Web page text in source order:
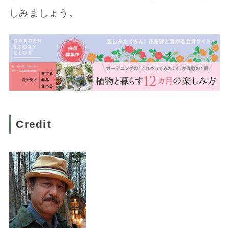
しみましょう。
Credit